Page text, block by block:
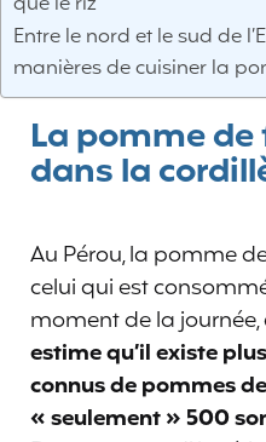
Entre le nord et le sud de
manières de cuisiner la
La pomme de
dans la
Au Pérou, la pomme
celui qui est
moment de la journée,
estime qu’il existe
connus de pommes
« seulement » 500